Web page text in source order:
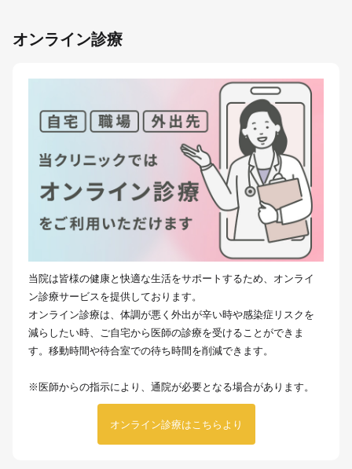
オンライン診療
当院は皆様の健康と快適な生活をサポートするため、オンライ
ン診療サービスを提供しております。
オンライン診療は、体調が悪く外出が辛い時や感染症リスクを
減らしたい時、ご自宅から医師の診療を受けることができま
す。移動時間や待合室での待ち時間を削減できます。
※医師からの指示により、通院が必要となる場合があります。
オンライン診療はこちらより